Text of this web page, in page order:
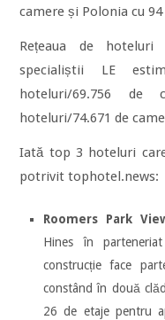
camere și Polonia cu
Rețeaua de
specialiștii LE
hoteluri/69.756
hoteluri/74.671 de
Iată top 3 hoteluri
potrivit tophotel.news:
Roomers Park
Hines în
construcție face
constând în două
26 de etaje pentru